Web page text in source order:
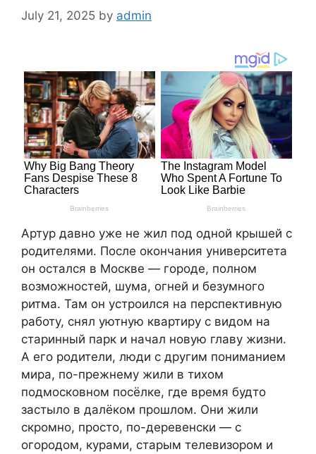
July 21, 2025 by admin
Артур давно уже не жил под одной крышей с
родителями. После окончания университета
он остался в Москве — городе, полном
возможностей, шума, огней и безумного
ритма. Там он устроился на перспективную
работу, снял уютную квартиру с видом на
старинный парк и начал новую главу жизни.
А его родители, люди с другим пониманием
мира, по-прежнему жили в тихом
подмосковном посёлке, где время будто
застыло в далёком прошлом. Они жили
скромно, просто, по-деревенски — с
огородом, курами, старым телевизором и